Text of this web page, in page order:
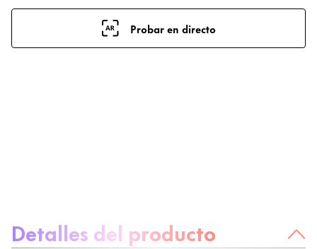
Probar en directo
Detalles del producto